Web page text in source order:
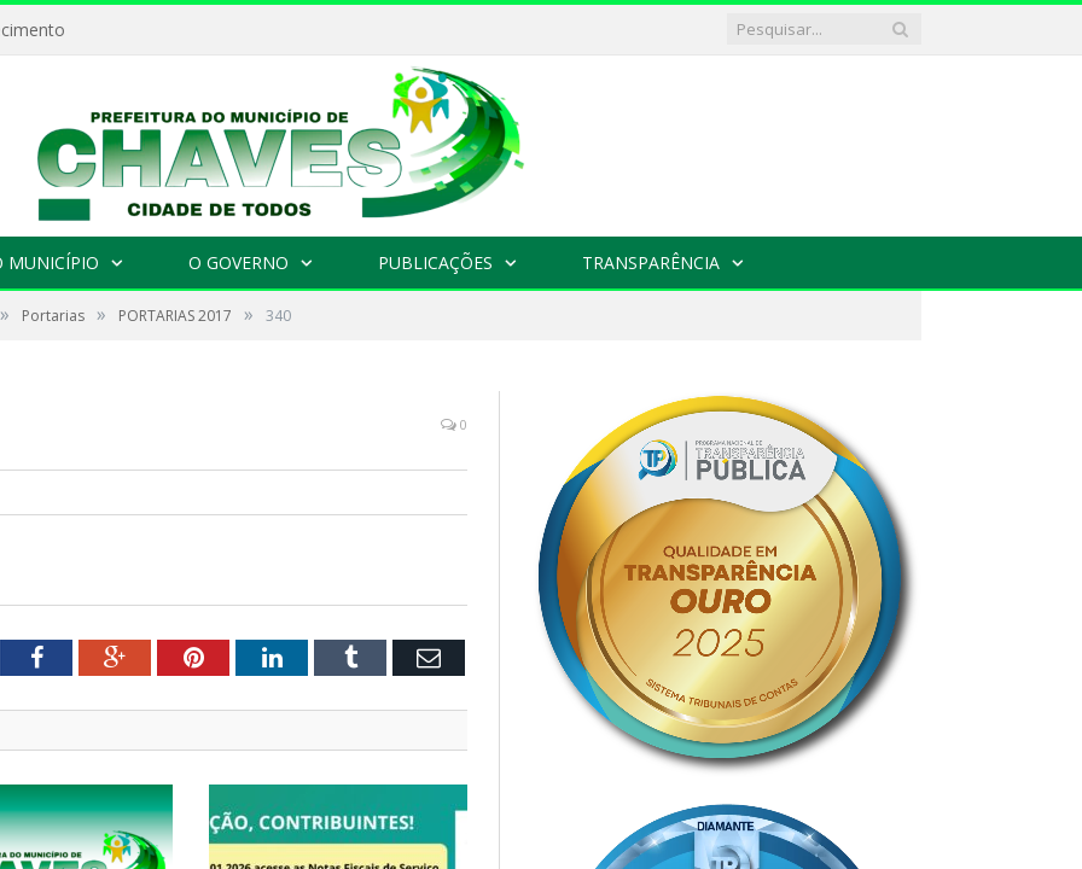
MUNICÍPIO O GOVERNO PUBLICAÇÕES TRANSPARÊNCIA
» Portarias » PORTARIAS 2017 » 340
0
FacebookGoogle+PinterestLinkedInTumblr Email